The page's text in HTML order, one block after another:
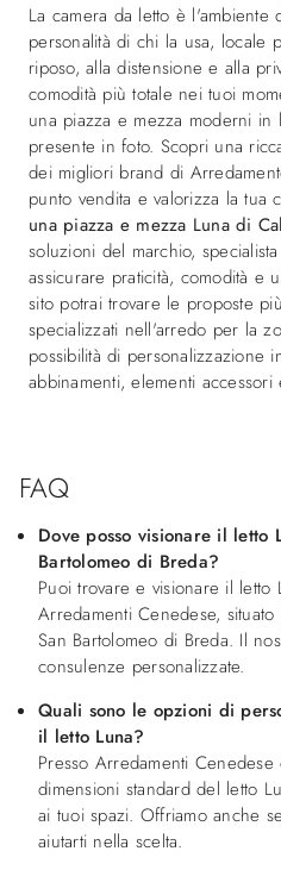
La camera da letto è l'ambiente
personalità di chi la usa, locale
riposo, alla distensione e alla
comodità più totale nei tuoi
una piazza e mezza moderni
presente in foto. Scopri una
dei migliori brand di
punto vendita e valorizza la tua
una piazza e mezza Luna di
soluzioni del marchio,
assicurare praticità, comodità e
sito potrai trovare le proposte
specializzati nell'arredo per la
possibilità di personalizzazione
abbinamenti, elementi accessori
FAQ
Dove posso visionare il letto
Bartolomeo di Breda?
Puoi trovare e visionare il letto
Arredamenti Cenedese,
San Bartolomeo di Breda. Il
consulenze personalizzate.
Quali sono le opzioni di
il letto Luna?
Presso Arredamenti
dimensioni standard del letto
ai tuoi spazi. Offriamo anche
aiutarti nella scelta.